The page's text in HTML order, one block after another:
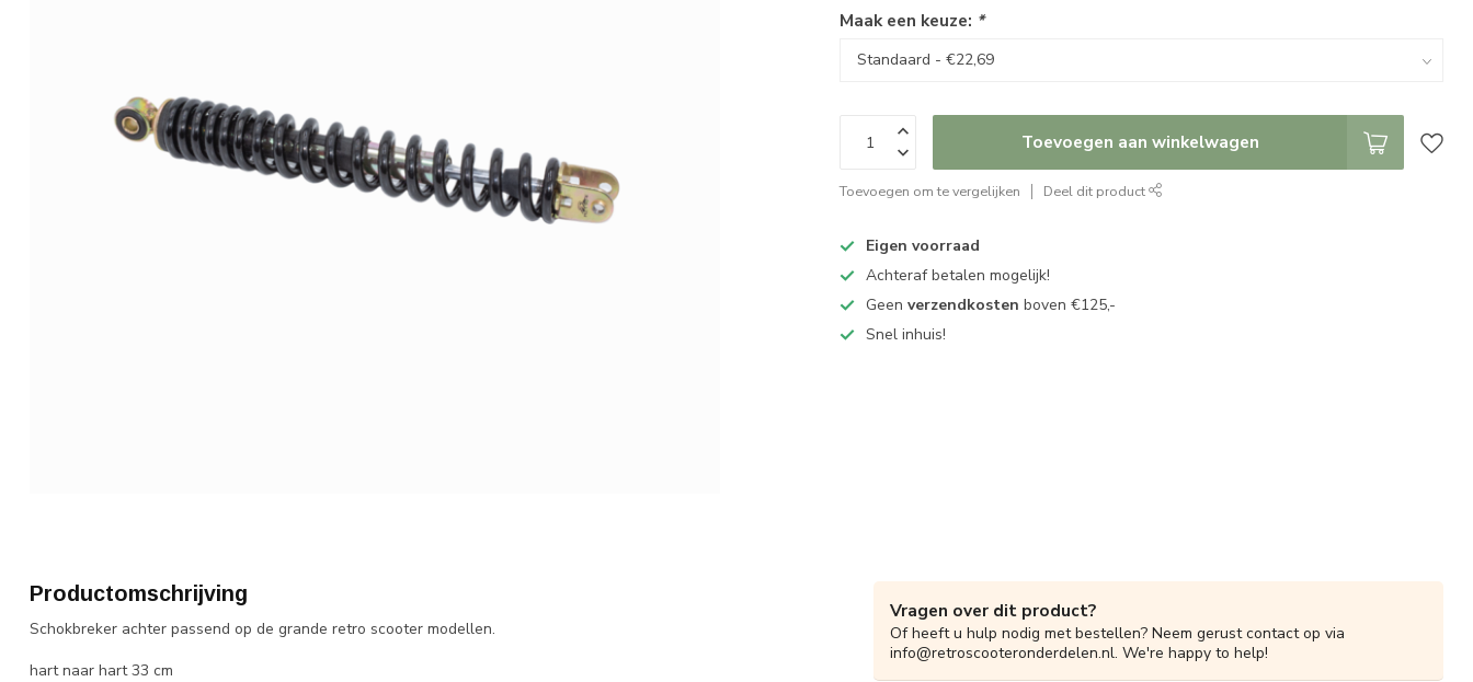
Maak een keuze: *
Toevoegen aan winkelwagen
Toevoegen om te vergelijken Deel dit product
Eigen voorraad
Achteraf betalen mogelijk!
Geenverzendkosten boven €125,-
Snel inhuis!
Productomschrijving
Schokbreker achter passend op de grande retro scooter modellen.
hart naar hart 33 cm
Vragen over dit product?
Of heeft u hulp nodig met bestellen? Neem gerust contact op via
info@retroscooteronderdelen.nl. We're happy to help!